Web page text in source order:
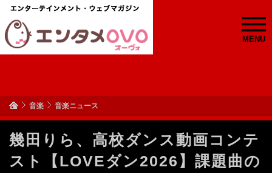
MENU
音楽 音楽ニュース
幾田りら、高校ダンス動画コンテ
スト【LOVEダン2026】課題曲の